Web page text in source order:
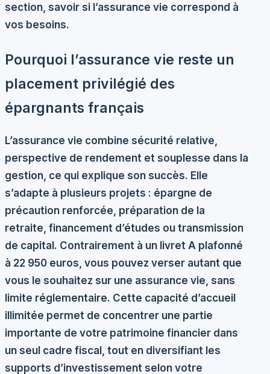
section, savoir si l’assurance vie correspond à
vos besoins.
Pourquoi l’assurance vie reste un
placement privilégié des
épargnants français
L’assurance vie combine sécurité relative,
perspective de rendement et souplesse dans la
gestion, ce qui explique son succès. Elle
s’adapte à plusieurs projets : épargne de
précaution renforcée, préparation de la
retraite, financement d’études ou transmission
de capital. Contrairement à un livret A plafonné
à 22 950 euros, vous pouvez verser autant que
vous le souhaitez sur une assurance vie, sans
limite réglementaire. Cette capacité d’accueil
illimitée permet de concentrer une partie
importante de votre patrimoine financier dans
un seul cadre fiscal, tout en diversifiant les
supports d’investissement selon votre